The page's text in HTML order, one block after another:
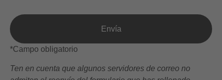
Envía
*Campo obligatorio
Ten en cuenta que algunos servidores de correo no